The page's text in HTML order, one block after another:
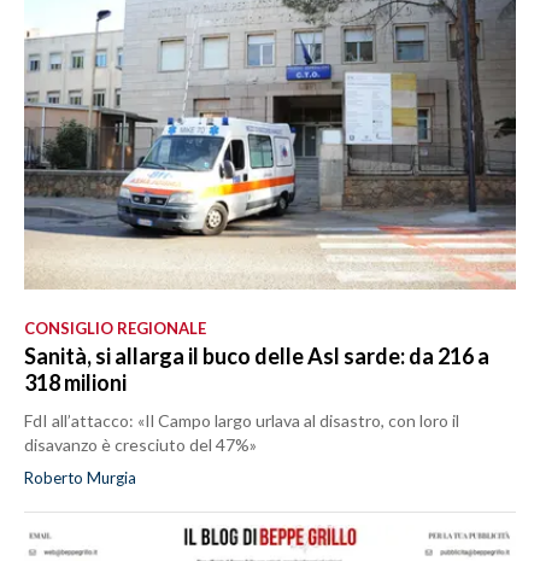
CONSIGLIO REGIONALE
Sanità, si allarga il buco delle Asl sarde: da 216 a
318 milioni
FdI all’attacco: «Il Campo largo urlava al disastro, con loro il
disavanzo è cresciuto del 47%»
Roberto Murgia